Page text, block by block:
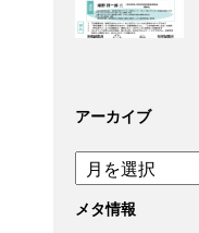
アーカイブ
ア
ー
カ
メタ情報